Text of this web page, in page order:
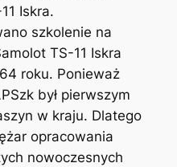
Iskra.
szkolenie na
TS-11 Iskra
roku. Ponieważ
był pierwszym
w kraju. Dlatego
opracowania
nowoczesnych